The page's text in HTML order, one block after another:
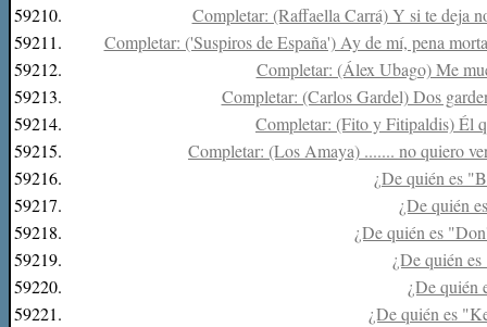
59210.
Completar: (Raffaella Carrá) Y si te deja
59211.
Completar: ('Suspiros de España') Ay de mí, pena
59212.
Completar: (Álex Ubago) Me
59213.
Completar: (Carlos Gardel) Dos
59214.
Completar: (Fito y Fitipaldis) Él
59215.
Completar: (Los Amaya) ....... no quiero
59216.
¿De quién es
59217.
¿De quién
59218.
¿De quién es
59219.
¿De quién
59220.
¿De quién
59221.
¿De quién es